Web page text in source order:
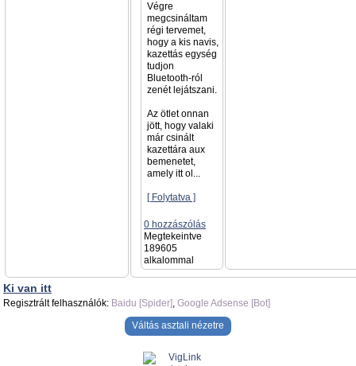
Végre
megcsináltam
régi tervemet,
hogy a kis navis,
kazettás egység
tudjon
Bluetooth-ról
zenét lejátszani.
Az ötlet onnan
jött, hogy valaki
már csinált
kazettára aux
bemenetet,
amely itt ol...
[ Folytatva ]
0 hozzászólás
Megtekeintve
189605
alkalommal
Ki van itt
Regisztrált felhasználók: Baidu [Spider], Google Adsense [Bot]
Váltás asztali nézetre